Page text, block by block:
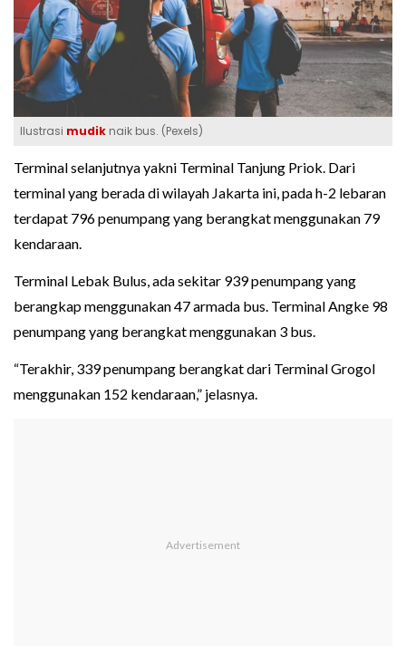
Ilustrasi mudik naik bus. (Pexels)
Terminal selanjutnya yakni Terminal Tanjung Priok. Dari
terminal yang berada di wilayah Jakarta ini, pada h-2 lebaran
terdapat 796 penumpang yang berangkat menggunakan 79
kendaraan.
Terminal Lebak Bulus, ada sekitar 939 penumpang yang
berangkap menggunakan 47 armada bus. Terminal Angke 98
penumpang yang berangkat menggunakan 3 bus.
“Terakhir, 339 penumpang berangkat dari Terminal Grogol
menggunakan 152 kendaraan,” jelasnya.